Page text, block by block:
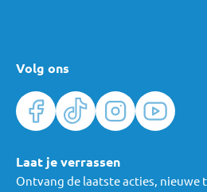
Volg ons
Laat je verrassen
Ontvang de laatste acties, nieuwe